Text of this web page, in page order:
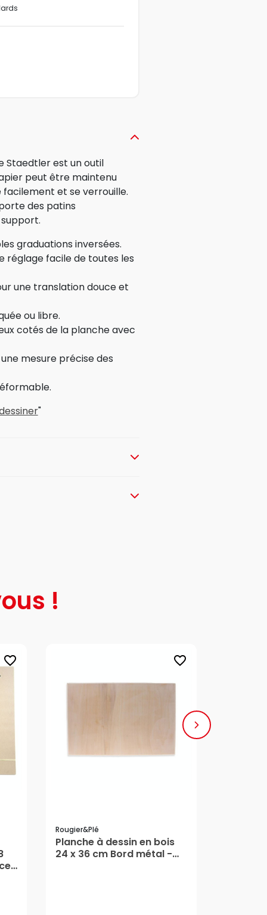
Staedtler est un outil
peut être maintenu
et se verrouille.
des patins
graduations inversées.
réglage facile de toutes les
une translation douce et
ou libre.
cotés de la planche avec
mesure précise des
"
!
favorite_border favorite_border
Rougier&plé
Planche à dessin en bois
24 x 36 cm Bord métal -